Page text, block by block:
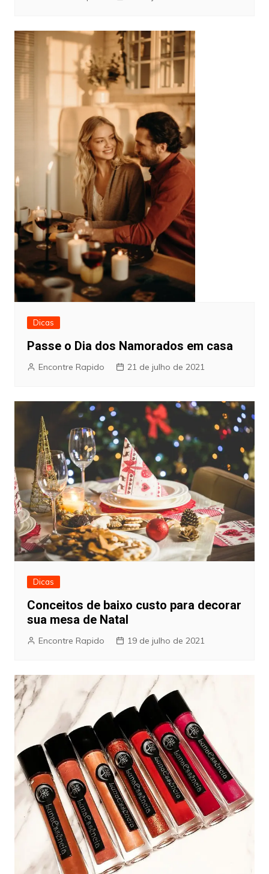
Dicas
Passe o Dia dos Namorados em casa
Encontre Rapido 21 de julho de 2021
Dicas
Conceitos de baixo custo para decorar
sua mesa de Natal
Encontre Rapido 19 de julho de 2021